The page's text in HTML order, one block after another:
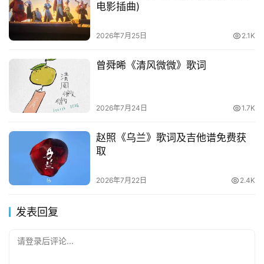
电影插曲)
2026年7月25日 2.1K
曾舜晞《清风微微》歌词
2026年7月24日 1.7K
赵照《乌兰》歌词及吉他谱免费获
取
2026年7月22日 2.4K
发表回复
请登录后评论...